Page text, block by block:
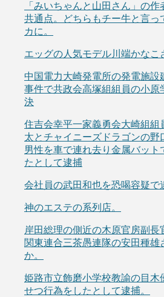
「みいちゃんと山田さん」の
共通点。どちらもチー牛と言っ
カに。
エッグの人気モデル川端かなこ
中国電力大崎発電所の発電施設
事件で共政会高塚組組員の小原
決
住吉会幸平一家義勇会大崎組組
太とチャイニーズドラゴンの野
男性を車で連れ去り金属バット
たとして逮捕
会社員の武田和也を恐喝容疑で
神のエステの系列店。
岸田総理の側近の木原官房副
関東連合三茶愚連隊の安田種雄
か。
姫路市立飾磨小学校教諭の目木
せつ行為をしたとして逮捕。